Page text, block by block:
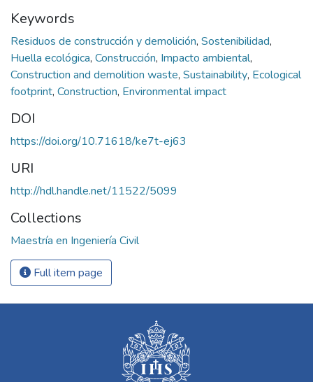
Keywords
Residuos de construcción y demolición, Sostenibilidad,
Huella ecológica, Construcción, Impacto ambiental,
Construction and demolition waste, Sustainability, Ecological
footprint, Construction, Environmental impact
DOI
https://doi.org/10.71618/ke7t-ej63
URI
http://hdl.handle.net/11522/5099
Collections
Maestría en Ingeniería Civil
Full item page